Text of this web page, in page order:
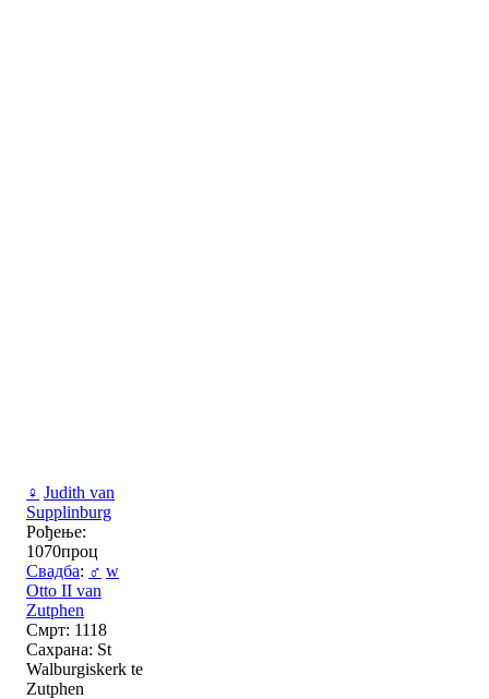
♀ Judith van
Supplinburg
Рођење:
1070проц
Свадба: ♂ w
Otto II van
Zutphen
Смрт: 1118
Сахрана: St
Walburgiskerk te
Zutphen